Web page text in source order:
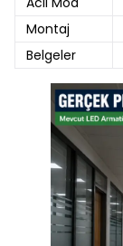
Montaj
Belgeler